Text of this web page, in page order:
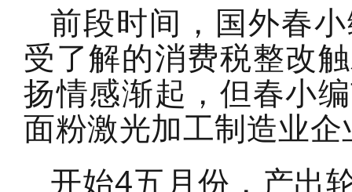
前段时间，国外春
受了解的消费税整改
扬情感渐起，但春小
面粉激光加工制造业
开始4五月份，产出